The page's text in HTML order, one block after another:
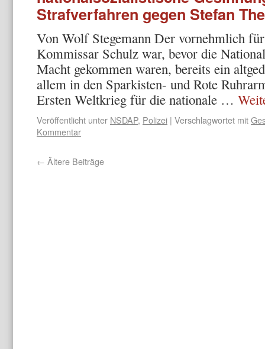
Strafverfahren gegen Stefan
Von Wolf Stegemann Der vornehmlich
Kommissar Schulz war, bevor die
Macht gekommen waren, bereits ein
allem in den Sparkisten- und Rote
Ersten Weltkrieg für die nationale …
Veröffentlicht unter NSDAP, Polizei | Verschlagwortet mit
Kommentar
← Ältere Beiträge